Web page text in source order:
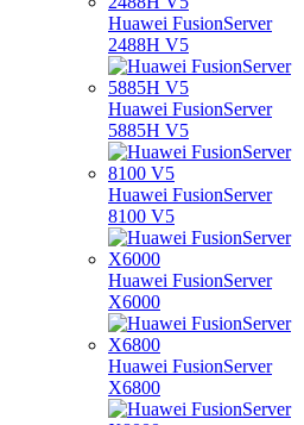
Huawei FusionServer
2488H V5
Huawei FusionServer
5885H V5
Huawei FusionServer
8100 V5
Huawei FusionServer
X6000
Huawei FusionServer
X6800